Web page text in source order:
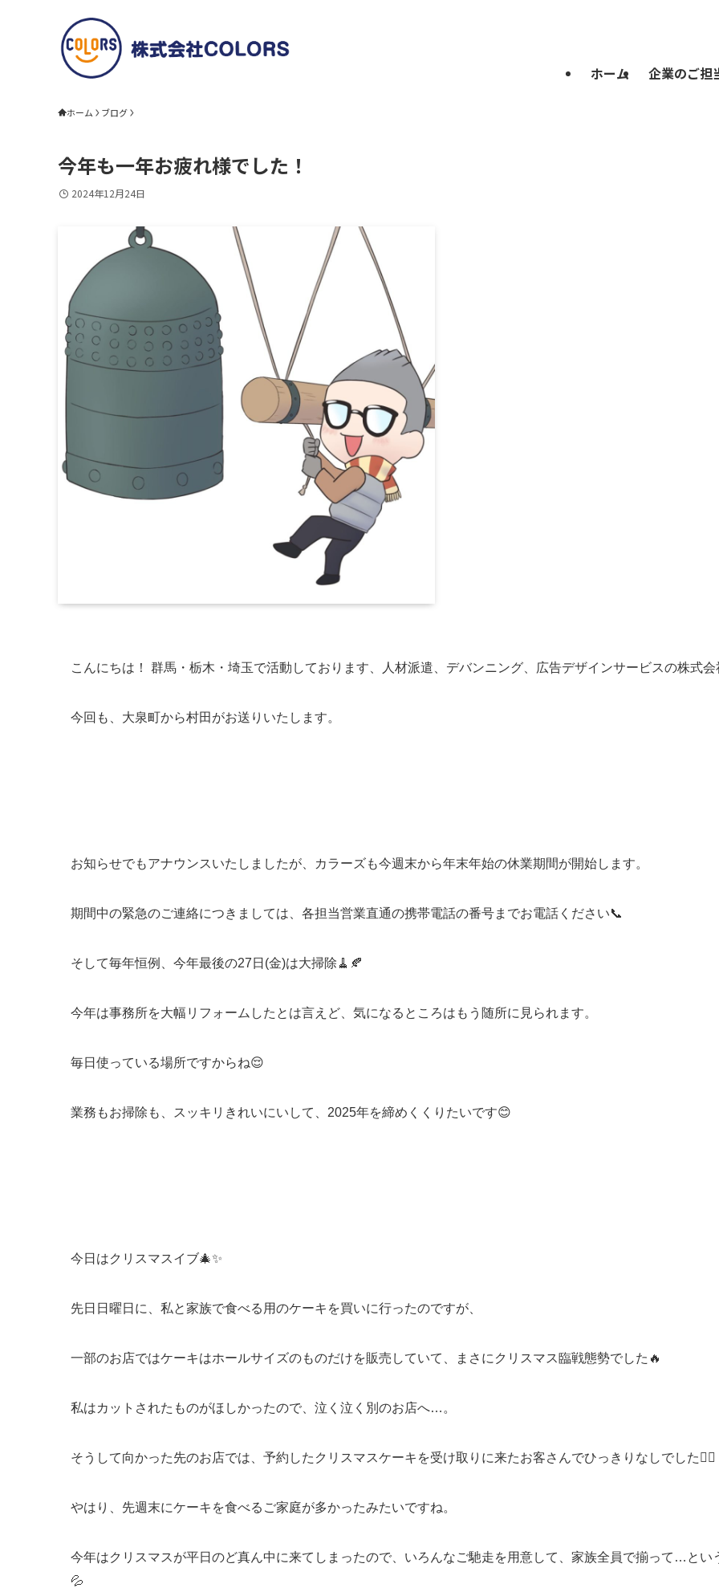
ホーム 企業のご担
ホーム ブログ
今年も一年お疲れ様でした！
2024年12月24日
こんにちは！ 群馬・栃木・埼玉で活動しております、人材派遣、デバンニング、広告デザインサービスの株式
今回も、大泉町から村田がお送りいたします。
お知らせでもアナウンスいたしましたが、カラーズも今週末から年末年始の休業期間が開始します。
期間中の緊急のご連絡につきましては、各担当営業直通の携帯電話の番号までお電話ください📞
そして毎年恒例、今年最後の27日(金)は大掃除🧹🍂
今年は事務所を大幅リフォームしたとは言えど、 気になるところはもう随所に見られます。
毎日使っている場所ですからね😌
業務もお掃除も、スッキリきれいにいして、2025年を締めくくりたいです😊
今日はクリスマスイブ🎄✨
先日日曜日に、私と家族で食べる用のケーキを買いに行ったのですが、
一部のお店ではケーキはホールサイズのものだけを販売していて、まさにクリスマス臨戦態勢でした🔥
私はカットされたものがほしかったので、泣く泣く別のお店へ…。
そうして向かった先のお店では、予約したクリスマスケーキを受け取りに来たお客さんでひっきりなしでした😵‍💫
やはり、先週末にケーキを食べるご家庭が多かったみたいですね。
今年はクリスマスが平日のど真ん中に来てしまったので、いろんなご馳走を用意して、家族全員で揃って…と
💦